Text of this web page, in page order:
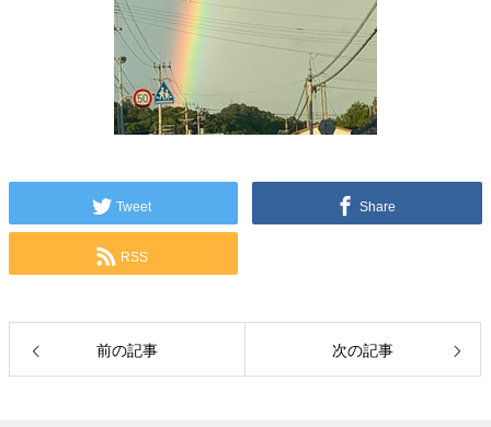
Tweet Share
RSS
前の記事 次の記事